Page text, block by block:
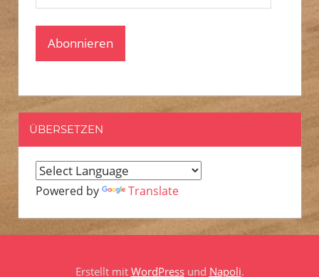
Mail-
Adresse
Abonnieren
ÜBERSETZEN
Powered by Translate
Erstellt mit WordPressund Napoli.